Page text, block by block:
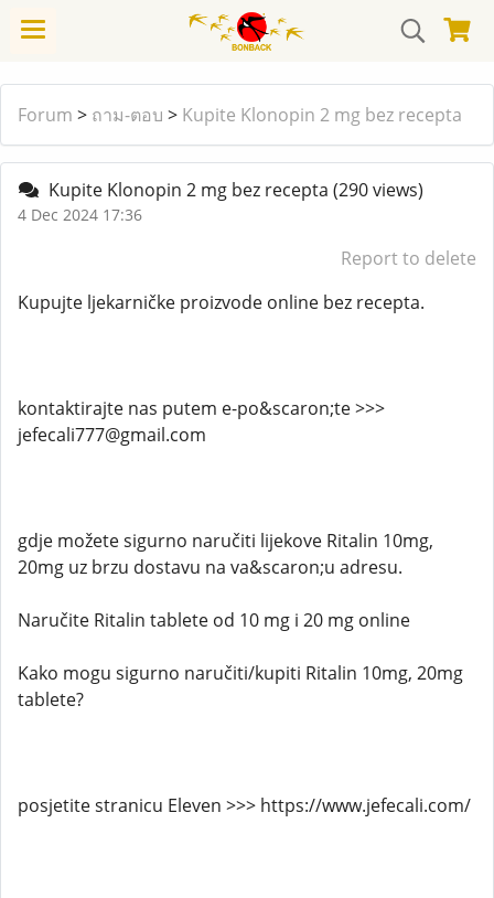
Forum > ถาม-ตอบ > Kupite Klonopin 2 mg bez recepta
Kupite Klonopin 2 mg bez recepta (290 views)
4 Dec 2024 17:36
Report to delete
Kupujte ljekarničke proizvode online bez recepta.
kontaktirajte nas putem e-po&scaron;te >>>
jefecali777@gmail.com
gdje možete sigurno naručiti lijekove Ritalin 10mg,
20mg uz brzu dostavu na va&scaron;u adresu.
Naručite Ritalin tablete od 10 mg i 20 mg online
Kako mogu sigurno naručiti/kupiti Ritalin 10mg, 20mg
tablete?
posjetite stranicu Eleven >>> https://www.jefecali.com/